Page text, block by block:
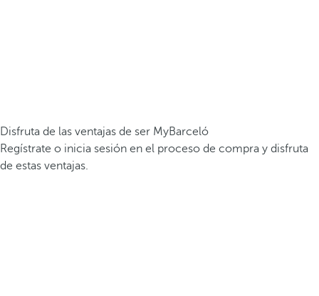
Disfruta de las ventajas de ser MyBarceló
Regístrate o inicia sesión en el proceso de compra y disfruta
de estas ventajas.